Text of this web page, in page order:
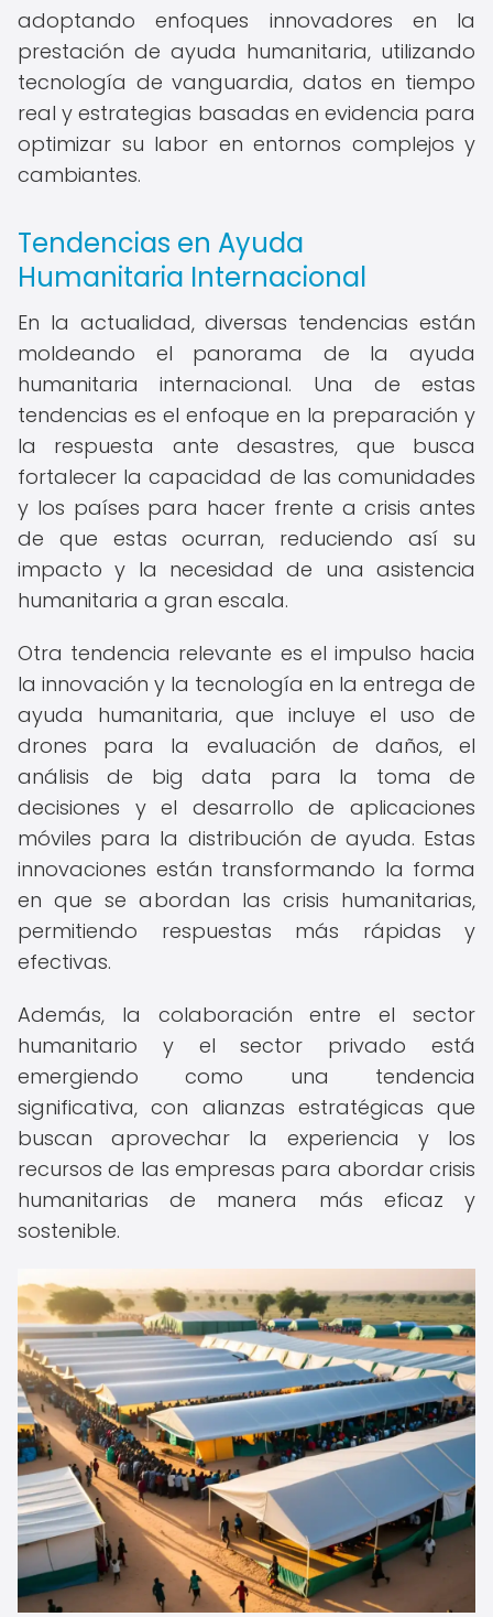
adoptando enfoques innovadores en la
prestación de ayuda humanitaria, utilizando
tecnología de vanguardia, datos en tiempo
real y estrategias basadas en evidencia para
optimizar su labor en entornos complejos y
cambiantes.
Tendencias en Ayuda
Humanitaria Internacional
En la actualidad, diversas tendencias están
moldeando el panorama de la ayuda
humanitaria internacional. Una de estas
tendencias es el enfoque en la preparación y
la respuesta ante desastres, que busca
fortalecer la capacidad de las comunidades
y los países para hacer frente a crisis antes
de que estas ocurran, reduciendo así su
impacto y la necesidad de una asistencia
humanitaria a gran escala.
Otra tendencia relevante es el impulso hacia
la innovación y la tecnología en la entrega de
ayuda humanitaria, que incluye el uso de
drones para la evaluación de daños, el
análisis de big data para la toma de
decisiones y el desarrollo de aplicaciones
móviles para la distribución de ayuda. Estas
innovaciones están transformando la forma
en que se abordan las crisis humanitarias,
permitiendo respuestas más rápidas y
efectivas.
Además, la colaboración entre el sector
humanitario y el sector privado está
emergiendo como una tendencia
significativa, con alianzas estratégicas que
buscan aprovechar la experiencia y los
recursos de las empresas para abordar crisis
humanitarias de manera más eficaz y
sostenible.